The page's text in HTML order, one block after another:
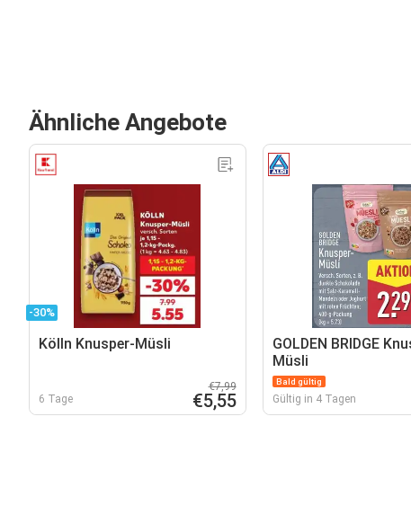
Ähnliche Angebote
-30%
Kölln Knusper-Müsli
6 Tage
€7,99
€5,55
GOLDEN BRIDGE
Müsli
Bald gültig
Gültig in 4 Tagen